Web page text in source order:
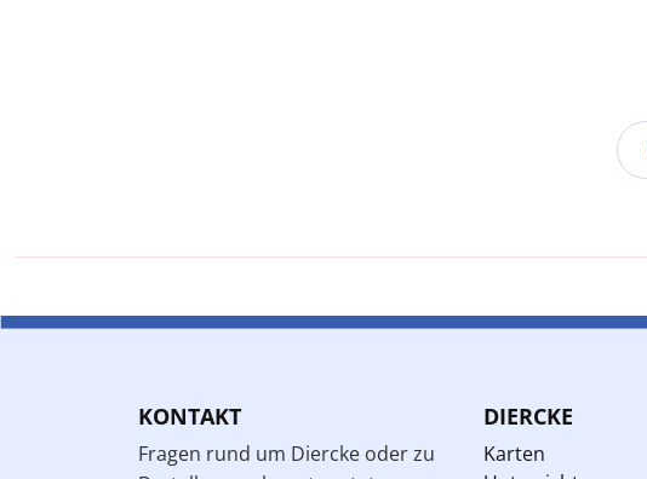
KONTAKT
Fragen rund um Diercke oder zu
DIERCKE
Karten